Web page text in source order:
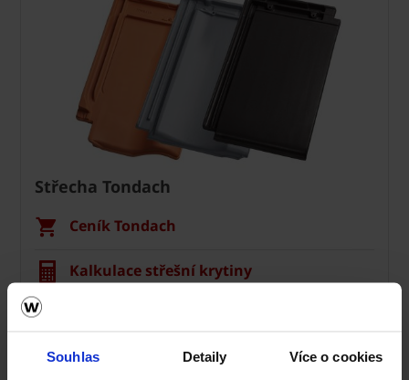
Souhlas Detaily Více o cookies
Střecha Tondach
Ceník Tondach
Kalkulace střešní krytiny
Střechy ve vašem okolí